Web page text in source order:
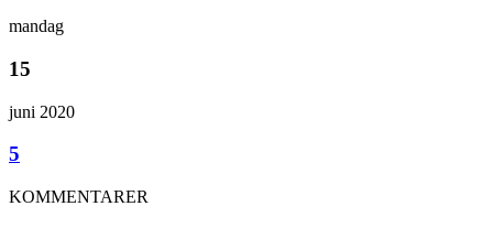
mandag
15
juni 2020
5
KOMMENTARER